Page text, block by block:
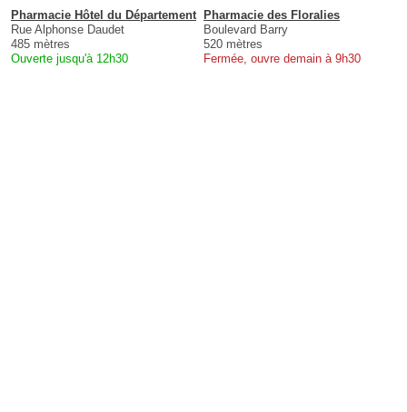
Pharmacie Hôtel du Département
Rue Alphonse Daudet
485 mètres
Ouverte jusqu'à 12h30
Pharmacie des Floralies
Boulevard Barry
520 mètres
Fermée, ouvre demain à 9h30